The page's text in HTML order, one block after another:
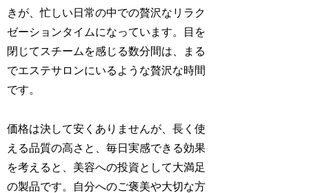
きが、忙しい日常の中での贅沢なリラク
ゼーションタイムになっています。目を
閉じてスチームを感じる数分間は、まる
でエステサロンにいるような贅沢な時間
です。
価格は決して安くありませんが、長く使
える品質の高さと、毎日実感できる効果
を考えると、美容への投資として大満足
の製品です。自分へのご褒美や大切な方